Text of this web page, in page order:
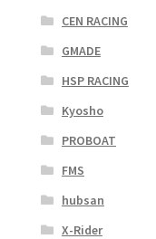
CEN RACING
GMADE
HSP RACING
Kyosho
PROBOAT
FMS
hubsan
X-Rider